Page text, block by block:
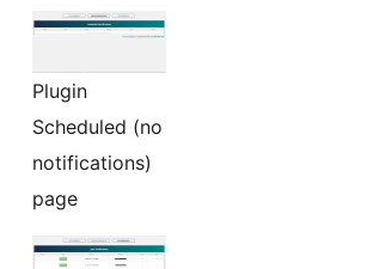
Plugin
Scheduled (no
notifications)
page